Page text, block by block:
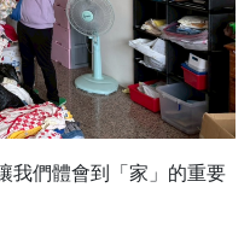
我們體會到「家」的重要